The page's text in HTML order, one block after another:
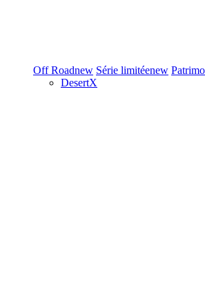
Off Roadnew Série limitéenew
DesertX